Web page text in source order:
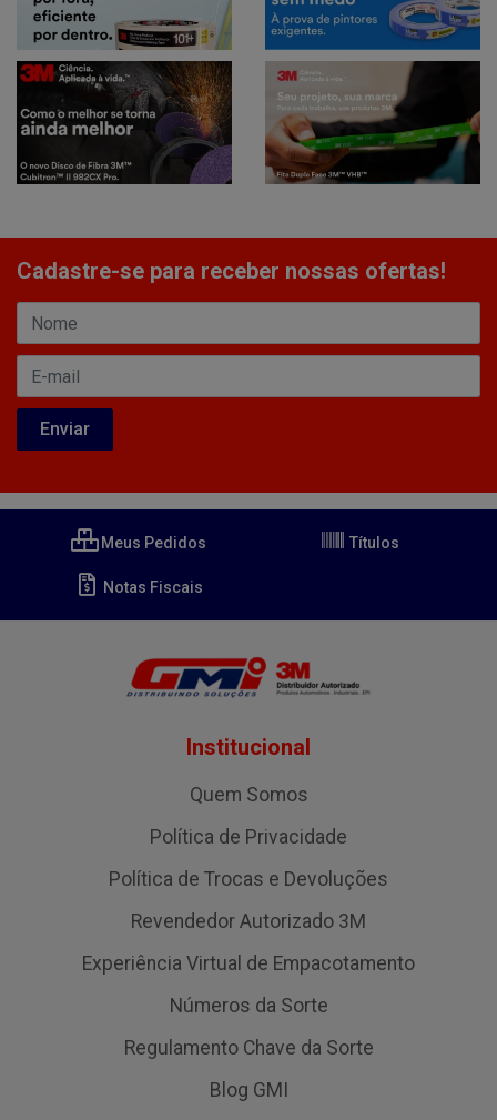
Cadastre-se para receber nossas ofertas!
Meus Pedidos Títulos
Notas Fiscais
Institucional
Quem Somos
Política de Privacidade
Política de Trocas e Devoluções
Revendedor Autorizado 3M
Experiência Virtual de Empacotamento
Números da Sorte
Regulamento Chave da Sorte
Blog GMI